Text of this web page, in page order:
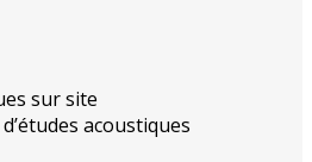
sur site
acoustiques